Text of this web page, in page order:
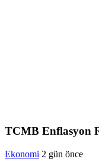
TCMB Enflasyon
Ekonomi 2 gün önce